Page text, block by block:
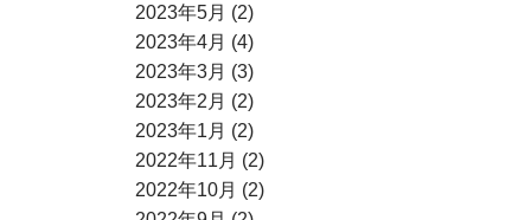
2023年5月 (2)
2023年4月 (4)
2023年3月 (3)
2023年2月 (2)
2023年1月 (2)
2022年11月 (2)
2022年10月 (2)